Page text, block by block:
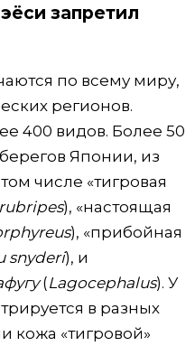
запретил
по всему миру,
регионов.
400 видов. Более 50
Японии, из
числе «тигровая
), «настоящая
), «прибойная
snyderi), и
(Lagocephalus). У
в разных
кожа «тигровой»